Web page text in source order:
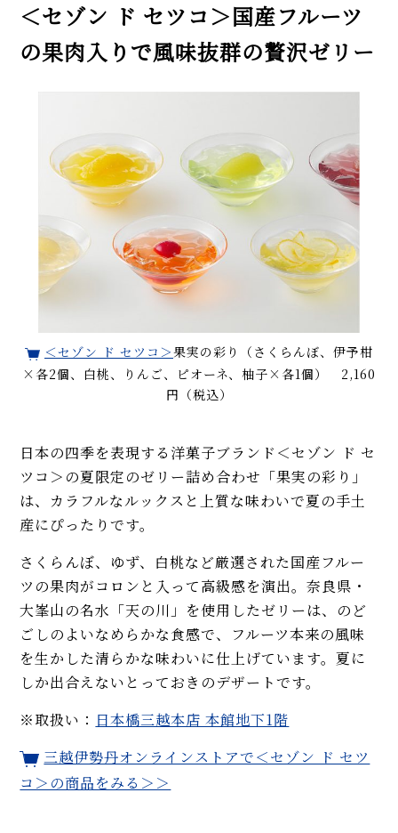
＜セゾン ド セツコ＞国産フルーツ
の果肉入りで風味抜群の贅沢ゼリー
＜セゾン ド セツコ＞果実の彩り（さくらんぼ、伊予柑
×各2個、白桃、りんご、ピオーネ、柚子×各1個） 2,160
円（税込）
日本の四季を表現する洋菓子ブランド＜セゾン ド セ
ツコ＞の夏限定のゼリー詰め合わせ「果実の彩り」
は、カラフルなルックスと上質な味わいで夏の手土
産にぴったりです。
さくらんぼ、ゆず、白桃など厳選された国産フルー
ツの果肉がコロンと入って高級感を演出。奈良県・
大峯山の名水「天の川」を使用したゼリーは、のど
ごしのよいなめらかな食感で、フルーツ本来の風味
を生かした清らかな味わいに仕上げています。夏に
しか出合えないとっておきのデザートです。
※取扱い： 日本橋三越本店 本館地下1階
三越伊勢丹オンラインストアで＜セゾン ド セツ
コ＞の商品をみる＞＞